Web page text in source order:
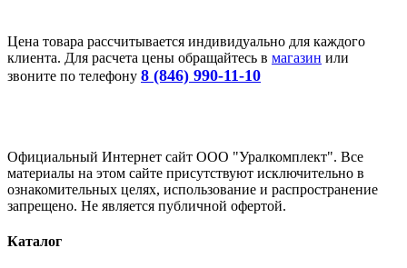
Цена товара рассчитывается индивидуально для каждого
клиента. Для расчета цены обращайтесь в магазин или
звоните по телефону 8 (846) 990-11-10
Официальный Интернет сайт ООО "Уралкомплект". Все
материалы на этом сайте присутствуют исключительно в
ознакомительных целях, использование и распространение
запрещено. Не является публичной офертой.
Каталог